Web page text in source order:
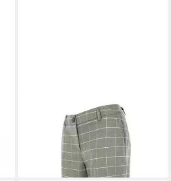
5-Pocket-Jeans
PEARL VISCOSE-STRETCH
49,00 € 89,99 €